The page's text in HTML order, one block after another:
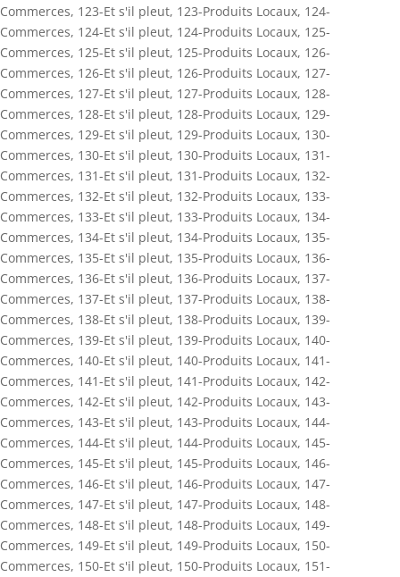
Commerces, 123-Et s'il pleut, 123-Produits Locaux, 124-
Commerces, 124-Et s'il pleut, 124-Produits Locaux, 125-
Commerces, 125-Et s'il pleut, 125-Produits Locaux, 126-
Commerces, 126-Et s'il pleut, 126-Produits Locaux, 127-
Commerces, 127-Et s'il pleut, 127-Produits Locaux, 128-
Commerces, 128-Et s'il pleut, 128-Produits Locaux, 129-
Commerces, 129-Et s'il pleut, 129-Produits Locaux, 130-
Commerces, 130-Et s'il pleut, 130-Produits Locaux, 131-
Commerces, 131-Et s'il pleut, 131-Produits Locaux, 132-
Commerces, 132-Et s'il pleut, 132-Produits Locaux, 133-
Commerces, 133-Et s'il pleut, 133-Produits Locaux, 134-
Commerces, 134-Et s'il pleut, 134-Produits Locaux, 135-
Commerces, 135-Et s'il pleut, 135-Produits Locaux, 136-
Commerces, 136-Et s'il pleut, 136-Produits Locaux, 137-
Commerces, 137-Et s'il pleut, 137-Produits Locaux, 138-
Commerces, 138-Et s'il pleut, 138-Produits Locaux, 139-
Commerces, 139-Et s'il pleut, 139-Produits Locaux, 140-
Commerces, 140-Et s'il pleut, 140-Produits Locaux, 141-
Commerces, 141-Et s'il pleut, 141-Produits Locaux, 142-
Commerces, 142-Et s'il pleut, 142-Produits Locaux, 143-
Commerces, 143-Et s'il pleut, 143-Produits Locaux, 144-
Commerces, 144-Et s'il pleut, 144-Produits Locaux, 145-
Commerces, 145-Et s'il pleut, 145-Produits Locaux, 146-
Commerces, 146-Et s'il pleut, 146-Produits Locaux, 147-
Commerces, 147-Et s'il pleut, 147-Produits Locaux, 148-
Commerces, 148-Et s'il pleut, 148-Produits Locaux, 149-
Commerces, 149-Et s'il pleut, 149-Produits Locaux, 150-
Commerces, 150-Et s'il pleut, 150-Produits Locaux, 151-